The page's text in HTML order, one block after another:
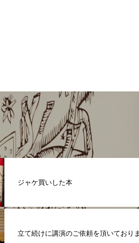
ジャケ買いした本
立て続けに講演のご依頼を頂いており